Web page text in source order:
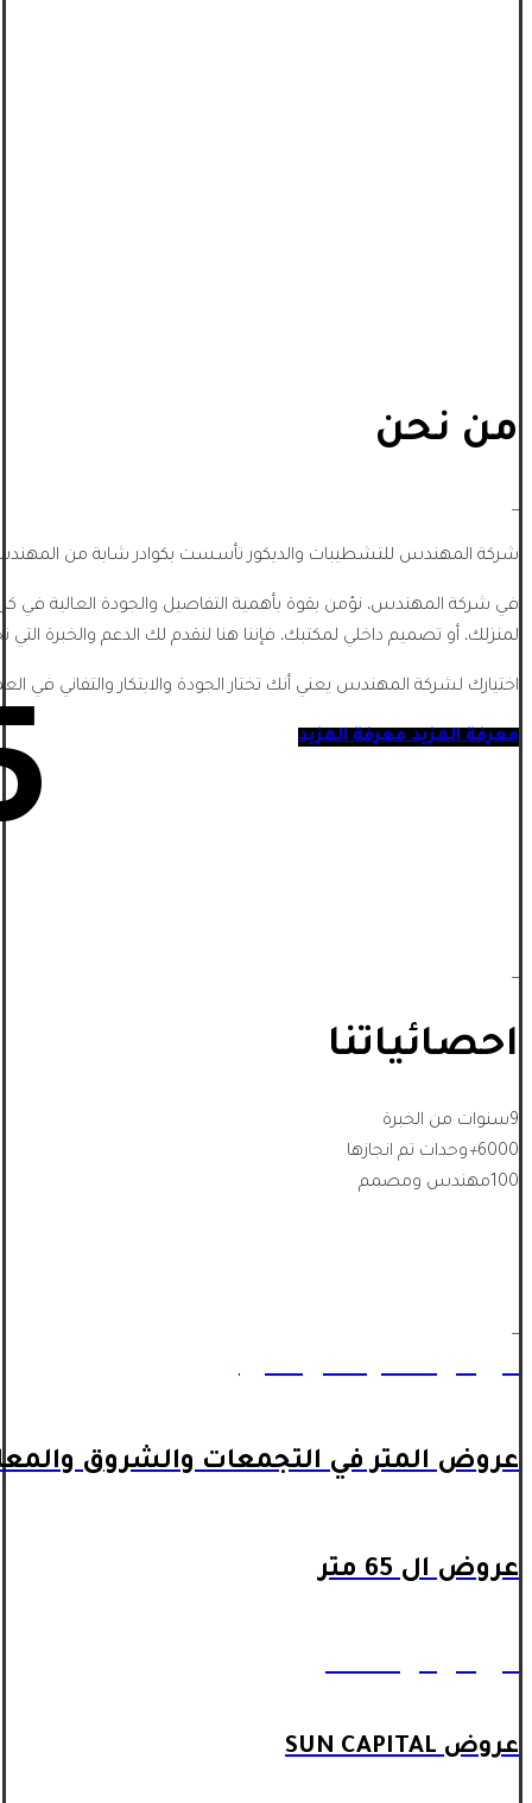
من نحن
_
شركة المهندس للتشطيبات والديكور تأسست بكوادر شابة من
في شركة المهندس، نؤمن بقوة بأهمية التفاصيل والجودة العالية
لمنزلك، أو تصميم داخلي لمكتبك، فإننا هنا لنقدم لك الدعم والخبرة التي
اختيارك لشركة المهندس يعني أنك تختار الجودة والابتكار والتفاني في
معرفة المزيدمعرفة المزيد
_
احصائياتنا
9سنوات من الخبرة
6000
+وحدات تم انجازها
100 مهندس ومصمم
_
عروض المتر داخل اكتوبر
عروض المتر في التجمعات والشروق
عروض ال 65 متر
عروض ال 90 متر
عروض SUN CAPITAL